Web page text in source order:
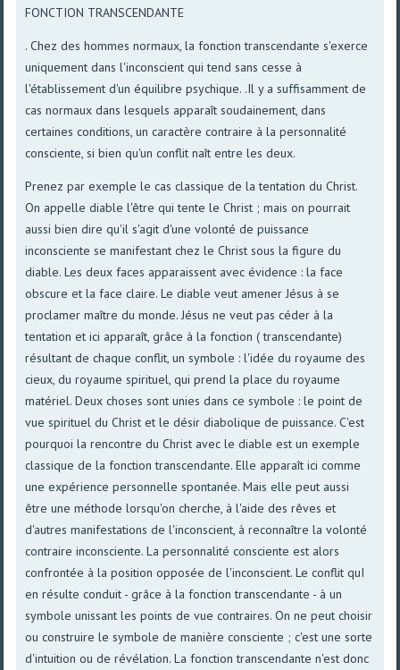
FONCTION TRANSCENDANTE
. Chez des hommes normaux, la fonction transcendante s'exerce
uniquement dans l'inconscient qui tend sans cesse à
l'établissement d'un équilibre psychique. .Il y a suffisamment de
cas normaux dans lesquels apparaît soudainement, dans
certaines conditions, un caractère contraire à la personnalité
consciente, si bien qu'un conflit naît entre les deux.
Prenez par exemple le cas classique de la tentation du Christ.
On appelle diable l'être qui tente le Christ ; mais on pourrait
aussi bien dire qu'il s'agit d'une volonté de puissance
inconsciente se manifestant chez le Christ sous la figure du
diable. Les deux faces apparaissent avec évidence : la face
obscure et la face claire. Le diable veut amener Jésus à se
proclamer maître du monde. Jésus ne veut pas céder à la
tentation et ici apparaît, grâce à la fonction ( transcendante)
résultant de chaque conflit, un symbole : l'idée du royaume des
cieux, du royaume spirituel, qui prend la place du royaume
matériel. Deux choses sont unies dans ce symbole : le point de
vue spirituel du Christ et le désir diabolique de puissance. C'est
pourquoi la rencontre du Christ avec le diable est un exemple
classique de la fonction transcendante. Elle apparaît ici comme
une expérience personnelle spontanée. Mais elle peut aussi
être une méthode lorsqu'on cherche, à l'aide des rêves et
d'autres manifestations de l'inconscient, à reconnaître la volonté
contraire inconsciente. La personnalité consciente est alors
confrontée à la position opposée de l'inconscient. Le conflit quI
en résulte conduit - grâce à la fonction transcendante - à un
symbole unissant les points de vue contraires. On ne peut choisir
ou construire le symbole de manière consciente ; c'est une sorte
d'intuition ou de révélation. La fonction transcendante n'est donc